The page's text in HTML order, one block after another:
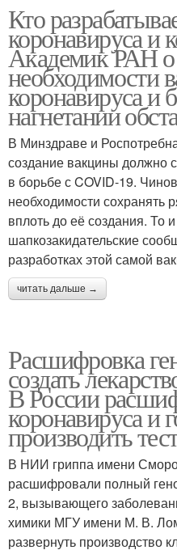
Кто
коронавируса и
Академик РАН
необходимости
коронавируса и
нагнетании
В Минздраве и
создание вакцины должно
в борьбе с COVID-19.
необходимости сохранять
вплоть до её создания. То
шапкозакидательские
разработках этой самой
читать дальше →
Расшифровка
создать
В России
коронавируса и
производить
В НИИ гриппа имени
расшифровали полный
2, вызывающего
химики МГУ имени М. В.
развернуть производство